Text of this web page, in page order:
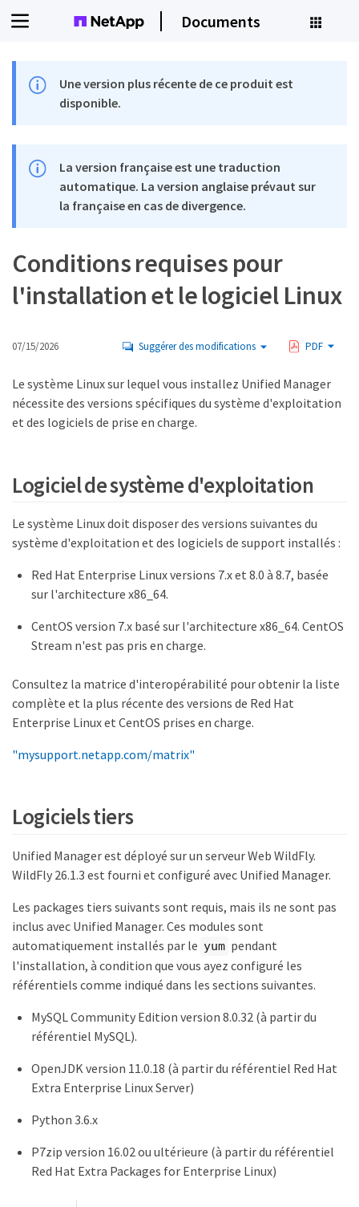
Documents
Une version plus récente de ce produit est
disponible.
La version française est une traduction
automatique. La version anglaise prévaut sur
la française en cas de divergence.
Conditions requises pour
l'installation et le logiciel Linux
07/15/2026 Suggérer des modifications PDF
Le système Linux sur lequel vous installez Unified Manager
nécessite des versions spécifiques du système d'exploitation
et des logiciels de prise en charge.
Logiciel de système d'exploitation
Le système Linux doit disposer des versions suivantes du
système d'exploitation et des logiciels de support installés :
Red Hat Enterprise Linux versions 7.x et 8.0 à 8.7, basée
sur l'architecture x86_64.
CentOS version 7.x basé sur l'architecture x86_64. CentOS
Stream n'est pas pris en charge.
Consultez la matrice d'interopérabilité pour obtenir la liste
complète et la plus récente des versions de Red Hat
Enterprise Linux et CentOS prises en charge.
"mysupport.netapp.com/matrix"
Logiciels tiers
Unified Manager est déployé sur un serveur Web WildFly.
WildFly 26.1.3 est fourni et configuré avec Unified Manager.
Les packages tiers suivants sont requis, mais ils ne sont pas
inclus avec Unified Manager. Ces modules sont
automatiquement installés par le yum pendant
l'installation, à condition que vous ayez configuré les
référentiels comme indiqué dans les sections suivantes.
MySQL Community Edition version 8.0.32 (à partir du
référentiel MySQL).
OpenJDK version 11.0.18 (à partir du référentiel Red Hat
Extra Enterprise Linux Server)
Python 3.6.x
P7zip version 16.02 ou ultérieure (à partir du référentiel
Red Hat Extra Packages for Enterprise Linux)